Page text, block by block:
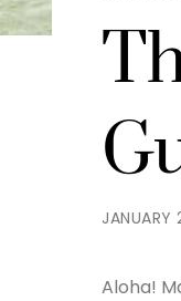
JANUARY
Aloha!